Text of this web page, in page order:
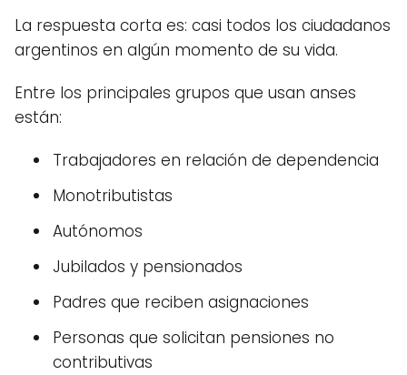
La respuesta corta es: casi todos los ciudadanos
argentinos en algún momento de su vida.
Entre los principales grupos que usan anses
están:
Trabajadores en relación de dependencia
Monotributistas
Autónomos
Jubilados y pensionados
Padres que reciben asignaciones
Personas que solicitan pensiones no
contributivas